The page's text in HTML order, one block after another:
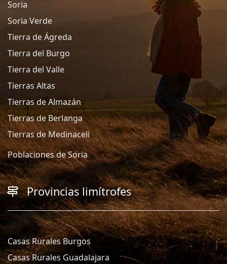
Soria
Soria Verde
Tierra de Ágreda
Tierra del Burgo
Tierra del Valle
Tierras Altas
Tierras de Almazán
Tierras de Berlanga
Tierras de Medinaceli
Poblaciones de Soria
Provincias limítrofes
Casas Rurales Burgos
Casas Rurales Guadalajara